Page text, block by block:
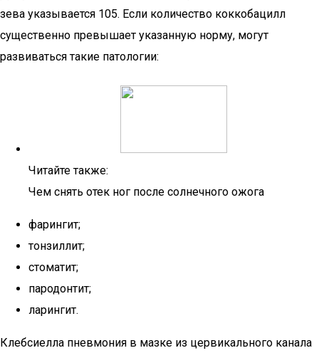
зева указывается 105. Если количество коккобацилл
существенно превышает указанную норму, могут
развиваться такие патологии:
Читайте также:
Чем снять отек ног после солнечного ожога
фарингит;
тонзиллит;
стоматит;
пародонтит;
ларингит.
Клебсиелла пневмония в мазке из цервикального канала